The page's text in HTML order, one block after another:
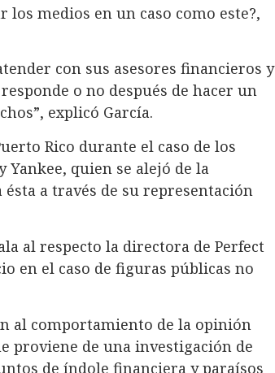
medios en un caso como este?,
con sus asesores financieros y
o no después de hacer un
explicó García.
Rico durante el caso de los
Yankee, quien se alejó de la
a través de su representación
al respecto la directora de Perfect
en el caso de figuras públicas no
al comportamiento de la opinión
proviene de una investigación de
de índole financiera y paraísos